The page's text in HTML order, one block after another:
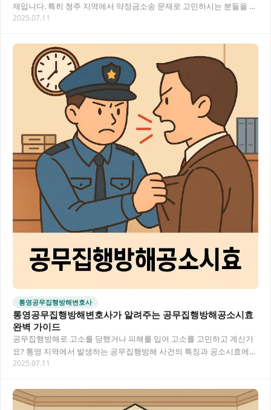
제입니다. 특히 청주 지역에서 약정금소송 문제로 고민하시는 분들을 위
해, 전문 변호사의 도움을 받는 방법과 주요…
2025.07.11
통영공무집행방해변호사
통영공무집행방해변호사가 알려주는 공무집행방해공소시효
완벽 가이드
공무집행방해로 고소를 당했거나 피해를 입어 고소를 고민하고 계신가
요? 통영 지역에서 발생하는 공무집행방해 사건의 특징과 공소시효에
대해 상세히 안내해 드립니다. 법적 대응방법과 전…
2025.07.11